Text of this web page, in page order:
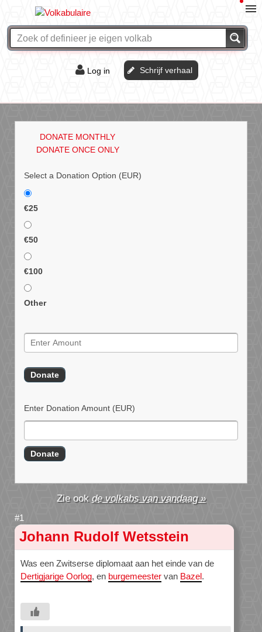
Log in Schrijf verhaal
DONATE MONTHLY
DONATE ONCE ONLY
Select a Donation Option (EUR)
€25
€50
€100
Other
Enter Donation Amount (EUR)
de volkabs van vandaag »
Johann Rudolf Wetsstein
Was een Zwitserse diplomaat aan het einde van de
Dertigjarige Oorlog, en burgemeester van Bazel.